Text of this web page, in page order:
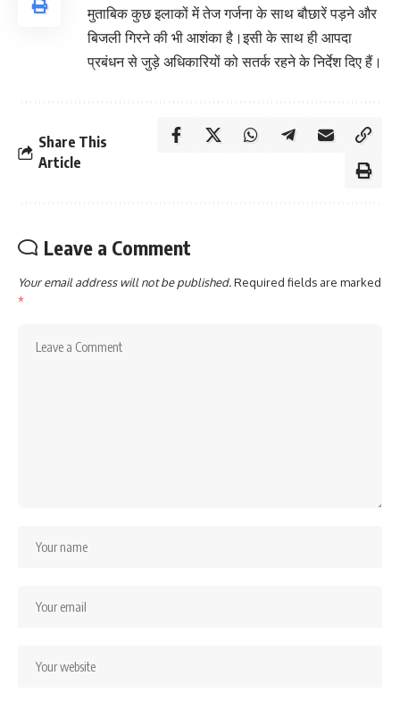
मुताबिक कुछ इलाकों में तेज गर्जना के साथ बौछारें पड़ने और
बिजली गिरने की भी आशंका है।इसी के साथ ही आपदा
प्रबंधन से जुड़े अधिकारियों को सतर्क रहने के निर्देश दिए हैं।
Share This
Article
Leave a Comment
Your email address will not be published.Required fields are marked
*